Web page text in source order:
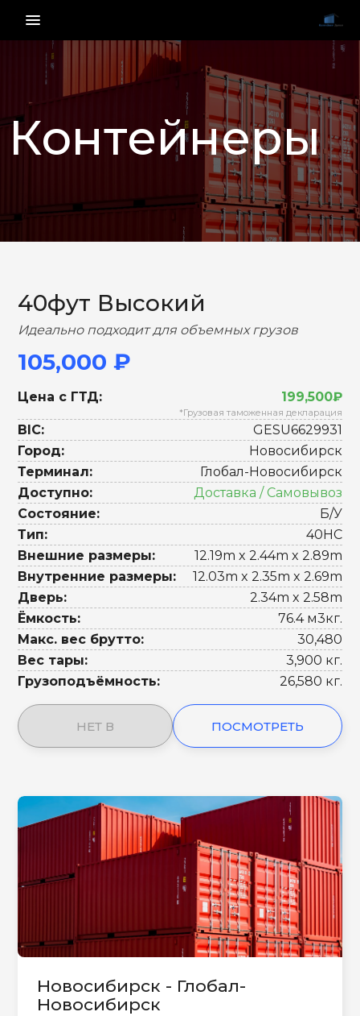
menu_vert
Контейнеры
НАЗАД ВПЕРЕД
40фут Высокий
Идеально подходит для объемных грузов
105,000 ₽
Цена с ГТД: 199,500₽
*Грузовая таможенная декларация
BIC:
GESU6629931
Город:
Новосибирск
Терминал:
Глобал-Новосибирск
Доступно:
Доставка / Самовывоз
Состояние:
Б/У
Тип:
40HC
Внешние размеры:
12.19m x 2.44m x 2.89m
Внутренние размеры:
12.03m x 2.35m x 2.69m
Дверь:
2.34m x 2.58m
Ёмкость:
76.4 м3кг.
Макс. вес брутто:
30,480
Вес тары:
3,900 кг.
Грузоподъёмность:
26,580 кг.
НЕТ В ПОСМОТРЕТЬ
Новосибирск - Глобал-
Новосибирск